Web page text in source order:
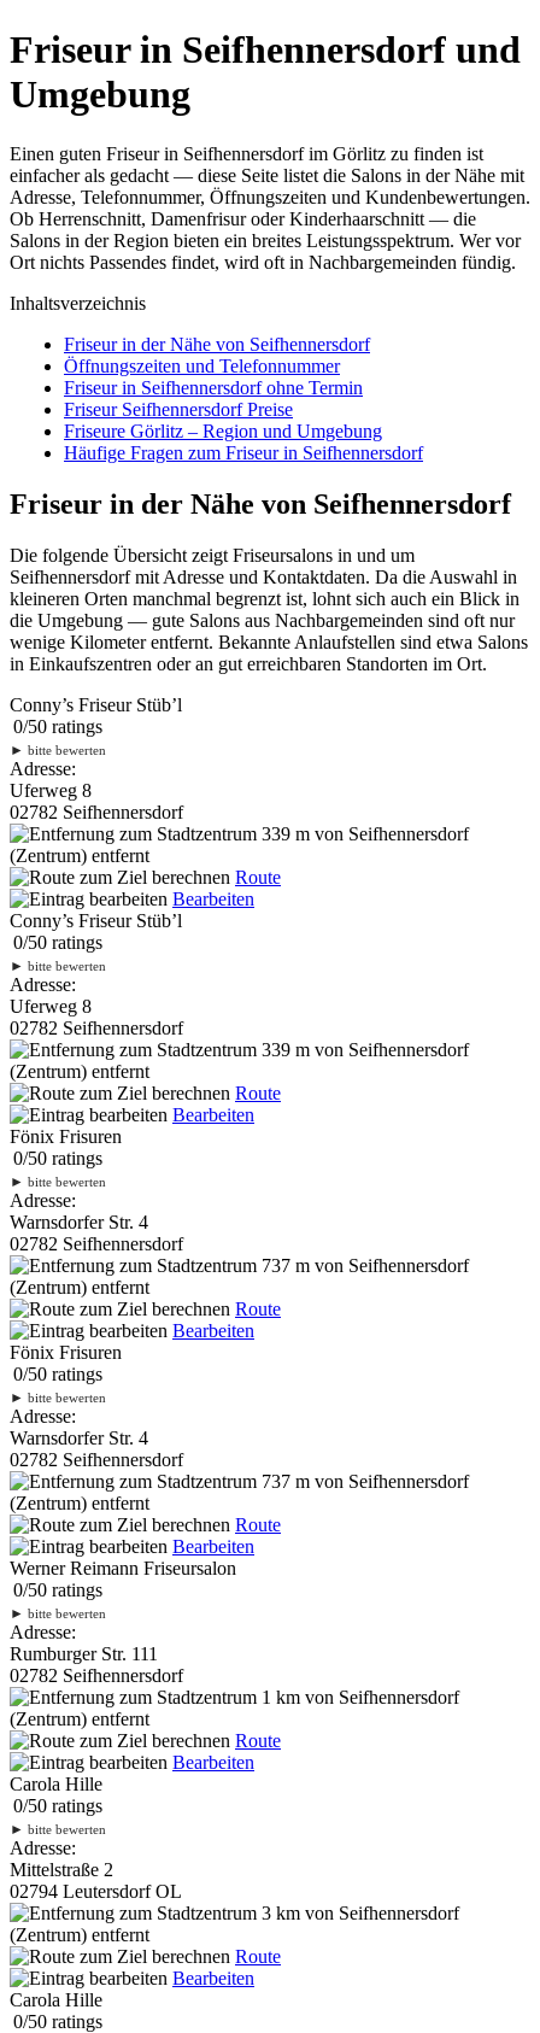
Friseur in Seifhennersdorf und
Umgebung
Einen guten Friseur in Seifhennersdorf im Görlitz zu finden ist
einfacher als gedacht — diese Seite listet die Salons in der Nähe mit
Adresse, Telefonnummer, Öffnungszeiten und Kundenbewertungen.
Ob Herrenschnitt, Damenfrisur oder Kinderhaarschnitt — die
Salons in der Region bieten ein breites Leistungsspektrum. Wer vor
Ort nichts Passendes findet, wird oft in Nachbargemeinden fündig.
Inhaltsverzeichnis
Friseur in der Nähe von Seifhennersdorf
Öffnungszeiten und Telefonnummer
Friseur in Seifhennersdorf ohne Termin
Friseur Seifhennersdorf Preise
Friseure Görlitz – Region und Umgebung
Häufige Fragen zum Friseur in Seifhennersdorf
Friseur in der Nähe von Seifhennersdorf
Die folgende Übersicht zeigt Friseursalons in und um
Seifhennersdorf mit Adresse und Kontaktdaten. Da die Auswahl in
kleineren Orten manchmal begrenzt ist, lohnt sich auch ein Blick in
die Umgebung — gute Salons aus Nachbargemeinden sind oft nur
wenige Kilometer entfernt. Bekannte Anlaufstellen sind etwa Salons
in Einkaufszentren oder an gut erreichbaren Standorten im Ort.
Conny’s Friseur Stüb’l
0/50 ratings
► bitte bewerten
Adresse:
Uferweg 8
02782 Seifhennersdorf
339 m von Seifhennersdorf
(Zentrum) entfernt
Route
Bearbeiten
Conny’s Friseur Stüb’l
0/50 ratings
► bitte bewerten
Adresse:
Uferweg 8
02782 Seifhennersdorf
339 m von Seifhennersdorf
(Zentrum) entfernt
Route
Bearbeiten
Fönix Frisuren
0/50 ratings
► bitte bewerten
Adresse:
Warnsdorfer Str. 4
02782 Seifhennersdorf
737 m von Seifhennersdorf
(Zentrum) entfernt
Route
Bearbeiten
Fönix Frisuren
0/50 ratings
► bitte bewerten
Adresse:
Warnsdorfer Str. 4
02782 Seifhennersdorf
737 m von Seifhennersdorf
(Zentrum) entfernt
Route
Bearbeiten
Werner Reimann Friseursalon
0/50 ratings
► bitte bewerten
Adresse:
Rumburger Str. 111
02782 Seifhennersdorf
1 km von Seifhennersdorf
(Zentrum) entfernt
Route
Bearbeiten
Carola Hille
0/50 ratings
► bitte bewerten
Adresse:
Mittelstraße 2
02794 Leutersdorf OL
3 km von Seifhennersdorf
(Zentrum) entfernt
Route
Bearbeiten
Carola Hille
0/50 ratings